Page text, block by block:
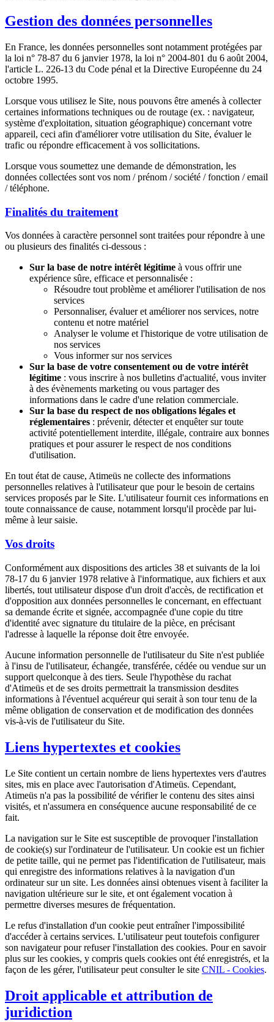
Gestion des données personnelles
En France, les données personnelles sont notamment protégées par
la loi n° 78-87 du 6 janvier 1978, la loi n° 2004-801 du 6 août 2004,
l'article L. 226-13 du Code pénal et la Directive Européenne du 24
octobre 1995.
Lorsque vous utilisez le Site, nous pouvons être amenés à collecter
certaines informations techniques ou de routage (ex. : navigateur,
système d'exploitation, situation géographique) concernant votre
appareil, ceci afin d'améliorer votre utilisation du Site, évaluer le
trafic ou répondre efficacement à vos sollicitations.
Lorsque vous soumettez une demande de démonstration, les
données collectées sont vos nom / prénom / société / fonction / email
/ téléphone.
Finalités du traitement
Vos données à caractère personnel sont traitées pour répondre à une
ou plusieurs des finalités ci-dessous :
Sur la base de notre intérêt légitime à vous offrir une
expérience sûre, efficace et personnalisée :
Résoudre tout problème et améliorer l'utilisation de nos
services
Personnaliser, évaluer et améliorer nos services, notre
contenu et notre matériel
Analyser le volume et l'historique de votre utilisation de
nos services
Vous informer sur nos services
Sur la base de votre consentement ou de votre intérêt
légitime : vous inscrire à nos bulletins d'actualité, vous inviter
à des évènements marketing ou vous partager des
informations dans le cadre d'une relation commerciale.
Sur la base du respect de nos obligations légales et
réglementaires : prévenir, détecter et enquêter sur toute
activité potentiellement interdite, illégale, contraire aux bonnes
pratiques et pour assurer le respect de nos conditions
d'utilisation.
En tout état de cause, Atimeüs ne collecte des informations
personnelles relatives à l'utilisateur que pour le besoin de certains
services proposés par le Site. L'utilisateur fournit ces informations en
toute connaissance de cause, notamment lorsqu'il procède par lui-
même à leur saisie.
Vos droits
Conformément aux dispositions des articles 38 et suivants de la loi
78-17 du 6 janvier 1978 relative à l'informatique, aux fichiers et aux
libertés, tout utilisateur dispose d'un droit d'accès, de rectification et
d'opposition aux données personnelles le concernant, en effectuant
sa demande écrite et signée, accompagnée d'une copie du titre
d'identité avec signature du titulaire de la pièce, en précisant
l'adresse à laquelle la réponse doit être envoyée.
Aucune information personnelle de l'utilisateur du Site n'est publiée
à l'insu de l'utilisateur, échangée, transférée, cédée ou vendue sur un
support quelconque à des tiers. Seule l'hypothèse du rachat
d'Atimeüs et de ses droits permettrait la transmission desdites
informations à l'éventuel acquéreur qui serait à son tour tenu de la
même obligation de conservation et de modification des données
vis-à-vis de l'utilisateur du Site.
Liens hypertextes et cookies
Le Site contient un certain nombre de liens hypertextes vers d'autres
sites, mis en place avec l'autorisation d'Atimeüs. Cependant,
Atimeüs n'a pas la possibilité de vérifier le contenu des sites ainsi
visités, et n'assumera en conséquence aucune responsabilité de ce
fait.
La navigation sur le Site est susceptible de provoquer l'installation
de cookie(s) sur l'ordinateur de l'utilisateur. Un cookie est un fichier
de petite taille, qui ne permet pas l'identification de l'utilisateur, mais
qui enregistre des informations relatives à la navigation d'un
ordinateur sur un site. Les données ainsi obtenues visent à faciliter la
navigation ultérieure sur le site, et ont également vocation à
permettre diverses mesures de fréquentation.
Le refus d'installation d'un cookie peut entraîner l'impossibilité
d'accéder à certains services. L'utilisateur peut toutefois configurer
son navigateur pour refuser l'installation des cookies. Pour en savoir
plus sur les cookies, y compris quels cookies ont été enregistrés, et la
façon de les gérer, l'utilisateur peut consulter le site CNIL - Cookies.
Droit applicable et attribution de
juridiction